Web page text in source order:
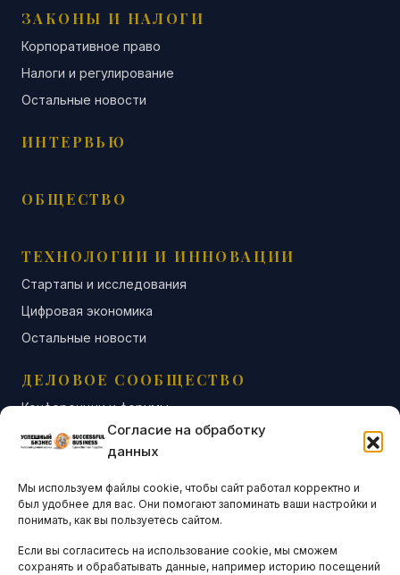
Согласие на обработку
данных
Мы используем файлы cookie, чтобы сайт работал корректно и
был удобнее для вас. Они помогают запоминать ваши настройки и
понимать, как вы пользуетесь сайтом.
Если вы согласитесь на использование cookie, мы сможем
сохранять и обрабатывать данные, например историю посещений
ЗАКОНЫ И НАЛОГИ
Корпоративное право
Налоги и регулирование
Остальные новости
ИНТЕРВЬЮ
ОБЩЕСТВО
ТЕХНОЛОГИИ И ИННОВАЦИИ
Стартапы и исследования
Цифровая экономика
Остальные новости
ДЕЛОВОЕ СООБЩЕСТВО
Конференции и форумы
Бизнес-клубы и ассоциации
Остальные новости
АНАЛИТИКА И СТАТИСТИКА
ARTICLES IN ENGLISH